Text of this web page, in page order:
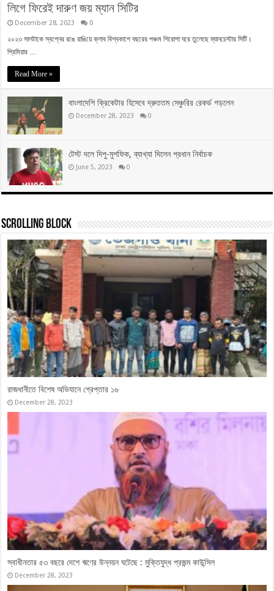
লিগে ফিরেই দারুণ জয় ম্যান সিটির
December 28, 2023 0
২০২৩ সালটাকে স্বপ্নের রঙে রাঙিয়ে ক্লাব বিশ্বকাপে বছরের পঞ্চম শিরোপা ঘরে তুলেছে ম্যানচেস্টার সিটি।
প্রিমিয়ার …
Read More »
বাংলাদেশি ক্রিকেটার হিসেবে দ্রুততম সেঞ্চুরির রেকর্ড গড়লেন
December 28, 2023 0
টেস্ট দলে দিপু-মুশফিক, ব্যাখ্যা দিলেন প্রধান নির্বাচক
June 5, 2023 0
Scrolling Block
ওবায়দুল কাদেরসহ ৭ নেতার মামলার সাক্ষ্যগ্রহণ শেষ, যুক্তিতর্ক ১৭ মে
April 27, 2026
ভারতবিরোধী ‘কঠোর অবস্থান’ থেকে সরতে চায় বিএনপি
May 18, 2024